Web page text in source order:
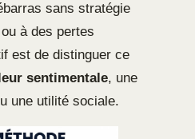
sans stratégie
à des pertes
est de distinguer ce
sentimentale, une
une utilité sociale.